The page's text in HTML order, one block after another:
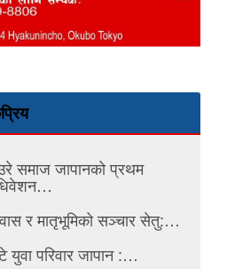
समाज जापानको प्रथम
र मातृभूमिको सञ्चार सेतु:…
युवा परिवार जापान :…